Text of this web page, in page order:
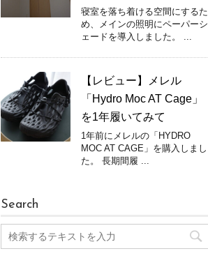
寝室を落ち着ける空間にするた
め、メインの照明にペーパーシ
ェードを導入しました。 ...
【レビュー】メレル
「Hydro Moc AT Cage」
を1年履いてみて
1年前にメレルの「HYDRO
MOC AT CAGE」を購入しまし
た。 長期間履 ...
Search